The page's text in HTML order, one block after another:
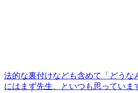
法的な裏付けなども含めて「どうな
にはまず先生、といつも思っていま